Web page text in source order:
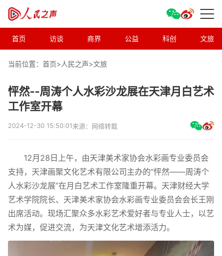
首页 访谈 商界 公益 科创 文旅
当前位置：首页>人民之声>文旅
怦然--周涛个人水彩沙龙展在天津月白艺术
工作室开幕
2024-12-30 15:50:01来源：网络转载
12月28日上午，由天津美术家协会水彩画专业委员会
支持，天津画聚文化艺术有限公司主办的“怦然——周涛个
人水彩沙龙展”在月白艺术工作室隆重开幕。天津财经大学
艺术学院院长、天津美术家协会水彩画专业委员会会长王刚
出席活动。现场汇聚众多水彩艺术爱好者与专业人士，以艺
术为媒，促进交流，为天津文化艺术增添活力。